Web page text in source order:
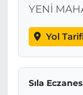
YENİ
Yol
Sıla